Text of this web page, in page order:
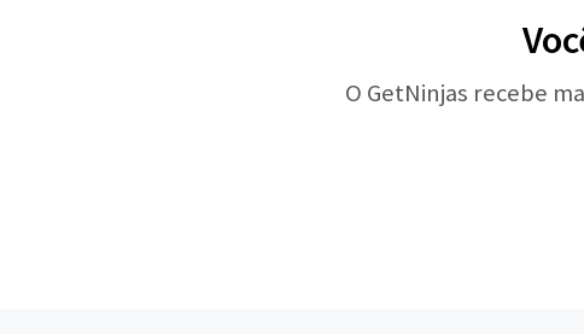
O GetNinjas recebe